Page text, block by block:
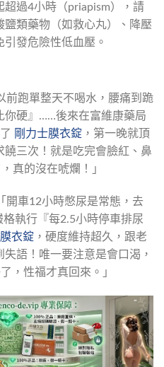
超過4小時（priapism），請
類藥物（如救心丸）、降壓
發危險性低血壓。
前跑單整天不喝水，腰痛到跪
你硬』……後來在富維康藥局
剛力士膜衣錠 ，第一晚就頂
三次！就是吃完會臉紅、鼻
真的沒在唬爛！」
「開車12小時憋尿是常態，去
執行『每2.5小時停車排尿
衣錠 ，硬度維持超久，跟老
語！唯一要注意是會口渴，
，性福才真回來。」